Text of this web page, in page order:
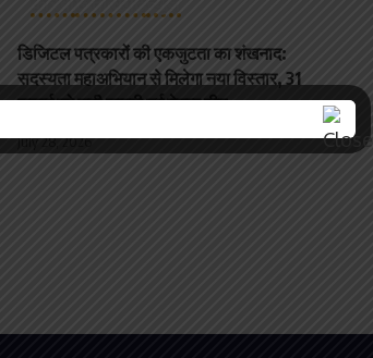
डिजिटल पत्रकारों की एकजुटता का शंखनाद:
सदस्यता महाअभियान से मिलेगा नया विस्तार, 31
जुलाई को चुनी जाएगी नई नेतृत्व टीम
July 28, 2026